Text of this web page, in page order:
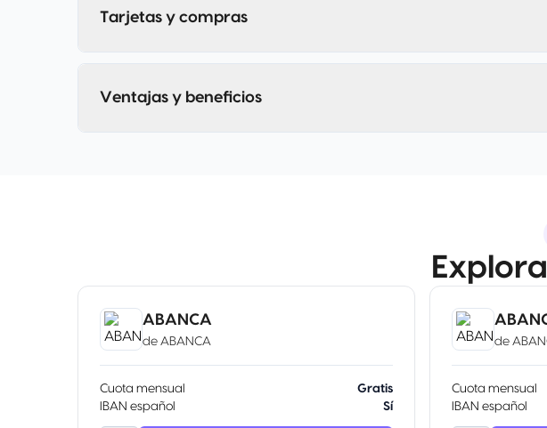
Tarjetas y compras
Ventajas y beneficios
ABANCA
de ABANCA
Cuota mensual
Gratis
IBAN español
Sí
de
Cuota mensual
IBAN español